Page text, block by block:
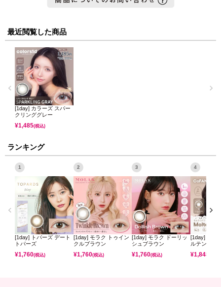
最近閲覧した商品
[1day] カラーズ スパー
クリンググレー
¥1,485(税込)
ランキング
1
[1day] トパーズ デート
トパーズ
¥1,760(税込)
2
[1day] モラク トゥイン
クルブラウン
¥1,760(税込)
3
[1day] モラク ドーリッ
シュブラウン
¥1,760(税込)
4
[1day] コフ
ルテンパフ
¥1,848